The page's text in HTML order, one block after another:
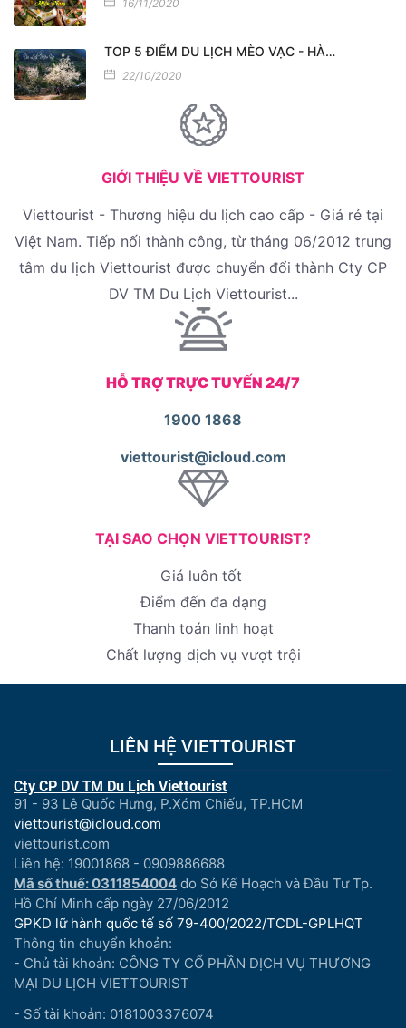
16/11/2020
TOP 5 ĐIỂM DU LỊCH MÈO VẠC - HÀ…
22/10/2020
GIỚI THIỆU VỀ VIETTOURIST
Viettourist - Thương hiệu du lịch cao cấp - Giá rẻ tại
Việt Nam. Tiếp nối thành công, từ tháng 06/2012 trung
tâm du lịch Viettourist được chuyển đổi thành Cty CP
DV TM Du Lịch Viettourist...
HỖ TRỢ TRỰC TUYẾN 24/7
1900 1868
viettourist@icloud.com
TẠI SAO CHỌN VIETTOURIST?
Giá luôn tốt
Điểm đến đa dạng
Thanh toán linh hoạt
Chất lượng dịch vụ vượt trội
LIÊN HỆ VIETTOURIST
Cty CP DV TM Du Lịch Viettourist
91 - 93 Lê Quốc Hưng, P.Xóm Chiếu, TP.HCM
viettourist@icloud.com
viettourist.com
Liên hệ: 19001868 - 0909886688
Mã số thuế: 0311854004 do Sở Kế Hoạch và Đầu Tư Tp.
Hồ Chí Minh cấp ngày 27/06/2012
GPKD lữ hành quốc tế số 79-400/2022/TCDL-GPLHQT
Thông tin chuyển khoản:
- Chủ tài khoản: CÔNG TY CỔ PHẦN DỊCH VỤ THƯƠNG
MẠI DU LỊCH VIETTOURIST
- Số tài khoản: 0181003376074